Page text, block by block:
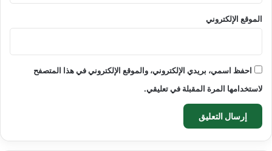
الموقع الإلكتروني
احفظ اسمي، بريدي الإلكتروني، والموقع الإلكتروني في هذا المتصفح
لاستخدامها المرة المقبلة في تعليقي.